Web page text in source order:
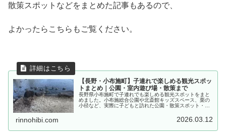
散策スポットなどをまとめた記事もあるので、
よかったらこちらもご覧ください。
【長野・小布施町】子連れで楽しめる観光スポッ
トまとめ｜公園・室内遊び場・散策まで
長野県小布施町で子連れでも楽しめる観光スポットをまと
めました。小布施総合公園や北斎館キッズスペース、栗の
小径など、実際に子どもと訪れた公園・散策スポット・博
rinnohibi.com 2026.03.12